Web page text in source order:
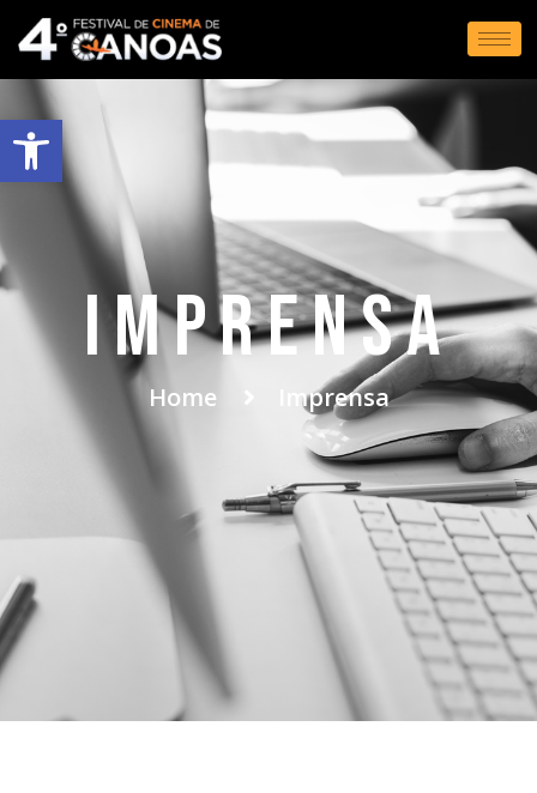
Abrir a barra de ferramentas
IMprensa
Home Imprensa